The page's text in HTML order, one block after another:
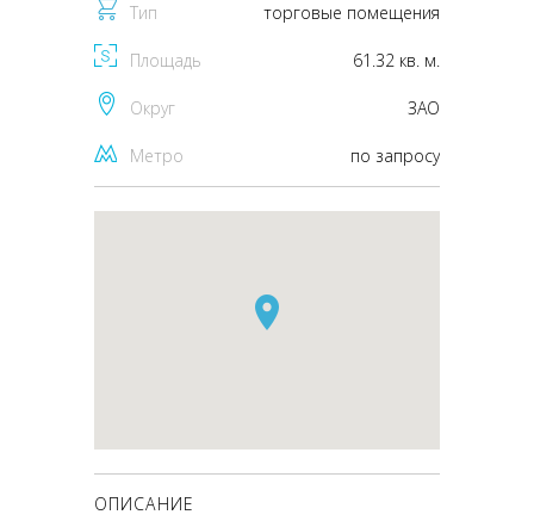
Тип торговые помещения
Площадь 61.32 кв. м.
Округ ЗАО
Метро по запросу
ОПИСАНИЕ